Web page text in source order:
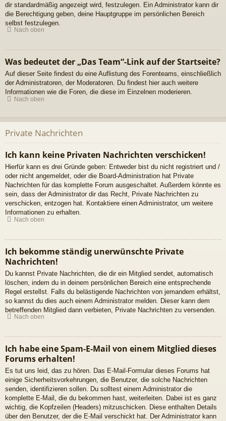
dir standardmäßig angezeigt wird, festzulegen. Ein Administrator kann dir
die Berechtigung geben, deine Hauptgruppe im persönlichen Bereich
selbst festzulegen.
Nach oben
Was bedeutet der „Das Team“-Link auf der Startseite?
Auf dieser Seite findest du eine Auflistung des Forenteams, einschließlich
der Administratoren, der Moderatoren. Du findest hier auch weitere
Informationen wie die Foren, die diese im Einzelnen moderieren.
Nach oben
Private Nachrichten
Ich kann keine Privaten Nachrichten verschicken!
Hierfür kann es drei Gründe geben: Entweder bist du nicht registriert und /
oder nicht angemeldet, oder die Board-Administration hat Private
Nachrichten für das komplette Forum ausgeschaltet. Außerdem könnte es
sein, dass der Administrator dir das Recht, Private Nachrichten zu
verschicken, entzogen hat. Kontaktiere einen Administrator, um weitere
Informationen zu erhalten.
Nach oben
Ich bekomme ständig unerwünschte Private
Nachrichten!
Du kannst Private Nachrichten, die dir ein Mitglied sendet, automatisch
löschen, indem du in deinem persönlichen Bereich eine entsprechende
Regel erstellst. Falls du belästigende Nachrichten von jemandem erhältst,
so kannst du dies auch einem Administrator melden. Dieser kann dem
betreffenden Mitglied dann verbieten, Private Nachrichten zu versenden.
Nach oben
Ich habe eine Spam-E-Mail von einem Mitglied dieses
Forums erhalten!
Es tut uns leid, das zu hören. Das E-Mail-Formular dieses Forums hat
einige Sicherheitsvorkehrungen, die Benutzer, die solche Nachrichten
senden, identifizieren sollen. Du solltest einem Administrator die
komplette E-Mail, die du bekommen hast, weiterleiten. Dabei ist es ganz
wichtig, die Kopfzeilen (Headers) mitzuschicken. Diese enthalten Details
über den Benutzer, der die E-Mail verschickt hat. Der Administrator kann